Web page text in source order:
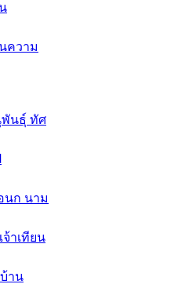
ความ
นธุ์ ทัศ
นก นาม
าเทียน
าน